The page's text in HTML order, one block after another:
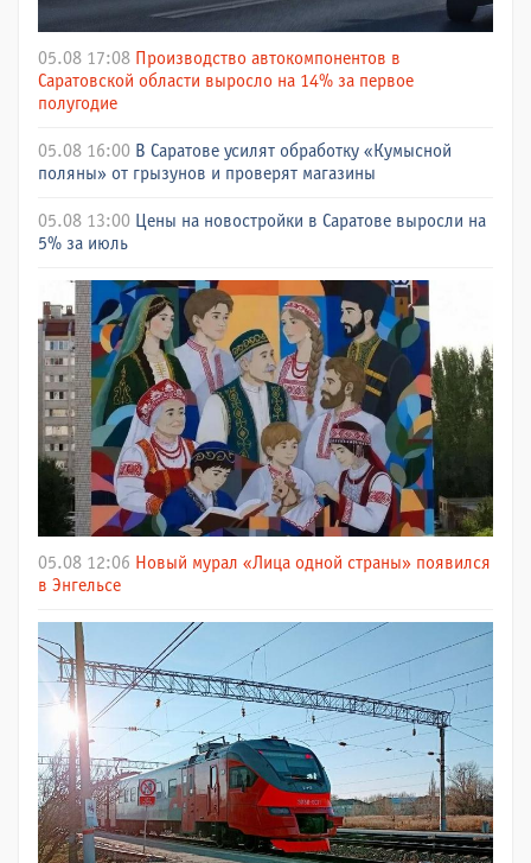
05.08 17:08 Производство автокомпонентов в
Саратовской области выросло на 14% за первое
полугодие
05.08 16:00 В Саратове усилят обработку «Кумысной
поляны» от грызунов и проверят магазины
05.08 13:00 Цены на новостройки в Саратове выросли на
5% за июль
05.08 12:06 Новый мурал «Лица одной страны» появился
в Энгельсе